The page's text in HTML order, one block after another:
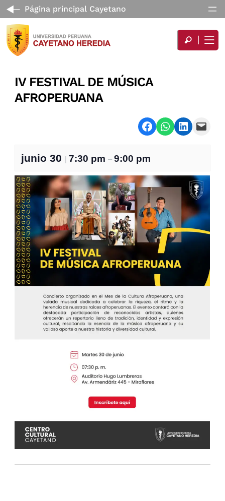
Página principal Cayetano
IV FESTIVAL DE MÚSICA
AFROPERUANA
Share on Facebook
Share on WhatsApp
Share onEmail this Page
junio 30 |7:30 pm–9:00 pm